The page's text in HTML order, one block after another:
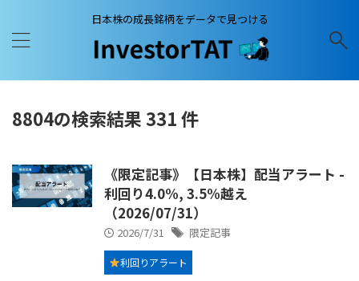
日本株の成長銘柄をデータで見つける
8804の検索結果 331 件
《限定記事》【日本株】配当アラート -
利回り4.0%, 3.5%越え
（2026/07/31）
2026/7/31 限定記事
利回りアラート